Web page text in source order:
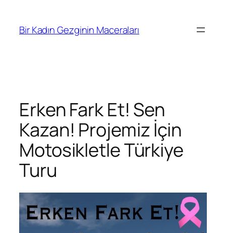
Bir Kadın Gezginin Maceraları
Erken Fark Et! Sen
Kazan! Projemiz İçin
Motosikletle Türkiye
Turu